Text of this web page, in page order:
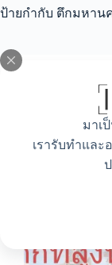
มาเ
เรารับทำและ
ป้ายกำกับ ตึกมหาน
ตึกสูงที่สุดในป
ล่าสุด